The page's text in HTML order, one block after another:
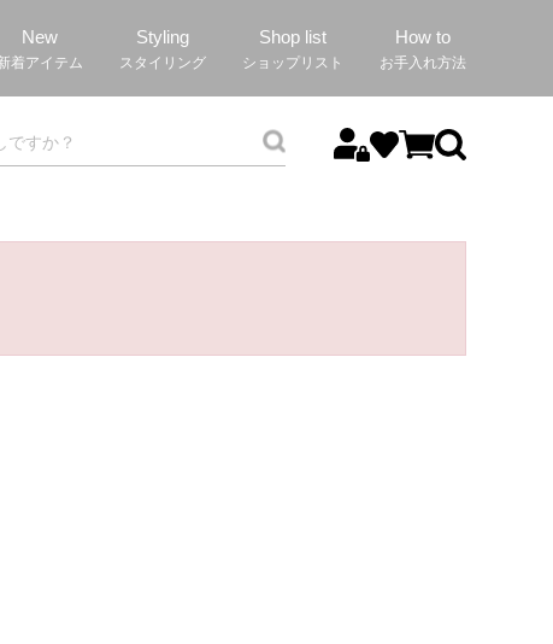
New
着アイテム
Styling
スタイリング
Shop list
ショップリスト
How to
お手入れ方法